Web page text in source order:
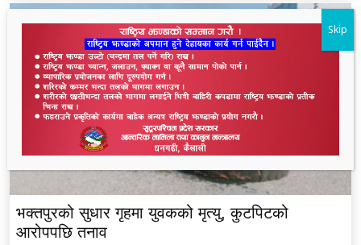
भक्तपुरको सुधार गृहमा युवकको मृत्यु, कुटपिटको
आरोपपछि तनाव
Skip